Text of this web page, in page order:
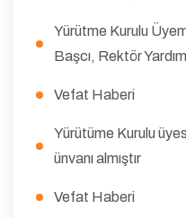
Yürütme Kurulu
Başcı, Rektör
Vefat Haberi
Yürütüme Kurulu
ünvanı almıştır
Vefat Haberi